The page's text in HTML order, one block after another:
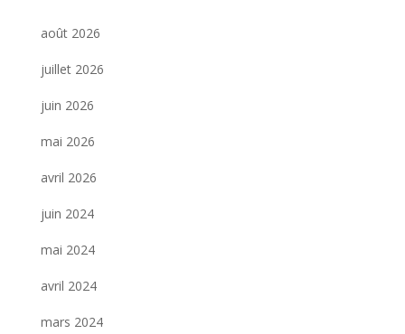
août 2026
juillet 2026
juin 2026
mai 2026
avril 2026
juin 2024
mai 2024
avril 2024
mars 2024